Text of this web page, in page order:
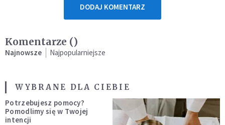
DODAJ KOMENTARZ
Komentarze ()
Najnowsze Najpopularniejsze
WYBRANE DLA CIEBIE
Potrzebujesz pomocy?
Pomodlimy się w Twojej
intencji